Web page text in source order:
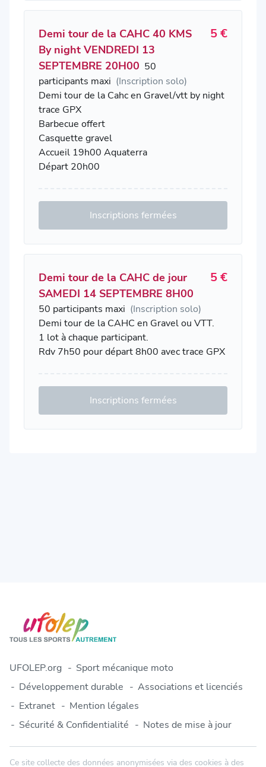
Demi tour de la CAHC 40 KMS
By night VENDREDI 13
SEPTEMBRE 20H00 50
participants maxi (Inscription solo)
5 €
Demi tour de la Cahc en Gravel/vtt by night
trace GPX
Barbecue offert
Casquette gravel
Accueil 19h00 Aquaterra
Départ 20h00
Inscriptions fermées
Demi tour de la CAHC de jour
SAMEDI 14 SEPTEMBRE 8H00
50 participants maxi (Inscription solo)
5 €
Demi tour de la CAHC en Gravel ou VTT.
1 lot à chaque participant.
Rdv 7h50 pour départ 8h00 avec trace GPX
Inscriptions fermées
UFOLEP.org
Sport mécanique moto
Développement durable
Associations et licenciés
Extranet
Mention légales
Sécurité & Confidentialité
Notes de mise à jour
Ce site collecte des données anonymisées via des cookies à des